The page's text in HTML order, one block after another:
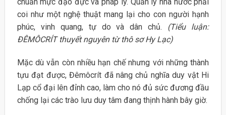
coi như một nghệ thuật mang lại cho con người hạnh
phúc, vinh quang, tự do và dân chủ. (Tiểu luận:
ĐÊMÔCRÍT thuyết nguyên từ thô sơ Hy Lạc)
Mặc dù vẫn còn nhiều hạn chế nhưng với những thành
tựu đạt được, Đêmôcrít đã nâng chủ nghĩa duy vật Hi
Lạp cổ đại lên đỉnh cao, làm cho nó đủ sức đương đầu
chống lại các trào lưu duy tâm đang thịnh hành bây giờ.